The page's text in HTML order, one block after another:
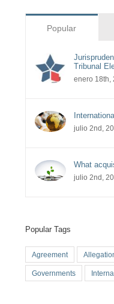
Popular
Tribunal
enero 18th,
julio 2nd,
What
julio 2nd,
Popular Tags
Agreement
Governments